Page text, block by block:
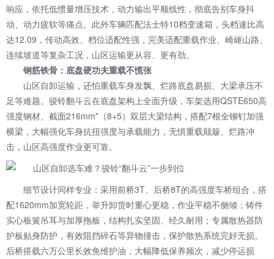
响应，依托低惯量增压技术，动力输出平顺线性，彻底告别车身抖
动、动力疲软等痛点。此外车辆匹配法士特10档变速箱，头档速比高
达12.09，传动高效、档位适配性强，完美适配重载作业、崎岖山路、
连续坡道等复杂工况，山区运输更从容、更有劲。
钢筋铁骨：底盘硬功夫重载不慌张
山区自卸运输，还怕重载车身发飘、烂路底盘易损、大梁承压不
足等难题。骏铃翻斗云在底盘架构上全面升级，车架选用QSTE650高
强度钢材、截面216mm*（8+5）双层大梁结构，搭配7根全铆钉加强
横梁，大幅强化车身抗扭强度与承载能力，无惧重载颠簸、烂路冲
击，山区高强度作业更可靠。
细节设计同样专业：采用前桥3T、后桥8T的高强度车桥组合，搭
配1620mm加宽轮距，举升卸货时重心更稳，作业平稳不侧倾；铸件
实心板簧吊耳与加厚拖板，结构扎实坚固、经久耐用；专属散热器防
护板贴身防护，有效阻挡碎石等异物撞击，保护散热系统完好无损。
后桥搭载六万公里长效免维护油，大幅降低保养频次，减少停运损